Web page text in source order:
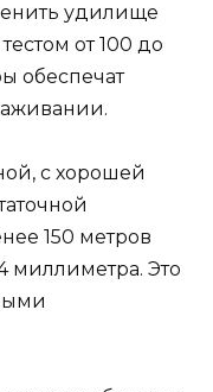
удилище
от 100 до
обеспечат
с хорошей
150 метров
миллиметра. Это